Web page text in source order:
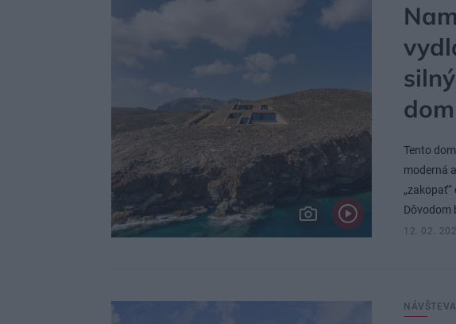
Tento
moderná
Dôvodom
12. 02.
NÁVŠTEVA